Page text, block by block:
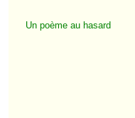
Un poème au hasard